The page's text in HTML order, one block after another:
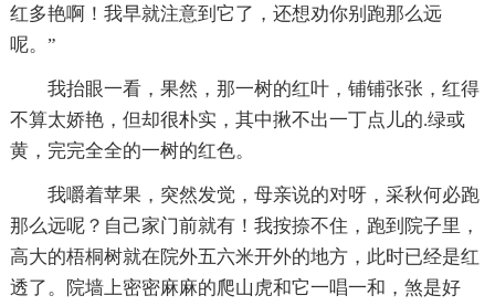
红多艳啊！我早就注意到它了，还想劝你别跑那么远
呢。”
我抬眼一看，果然，那一树的红叶，铺铺张张，红得
不算太娇艳，但却很朴实，其中揪不出一丁点儿的.绿或
黄，完完全全的一树的红色。
我嚼着苹果，突然发觉，母亲说的对呀，采秋何必跑
那么远呢？自己家门前就有！我按捺不住，跑到院子里，
高大的梧桐树就在院外五六米开外的地方，此时已经是红
透了。院墙上密密麻麻的爬山虎和它一唱一和，煞是好